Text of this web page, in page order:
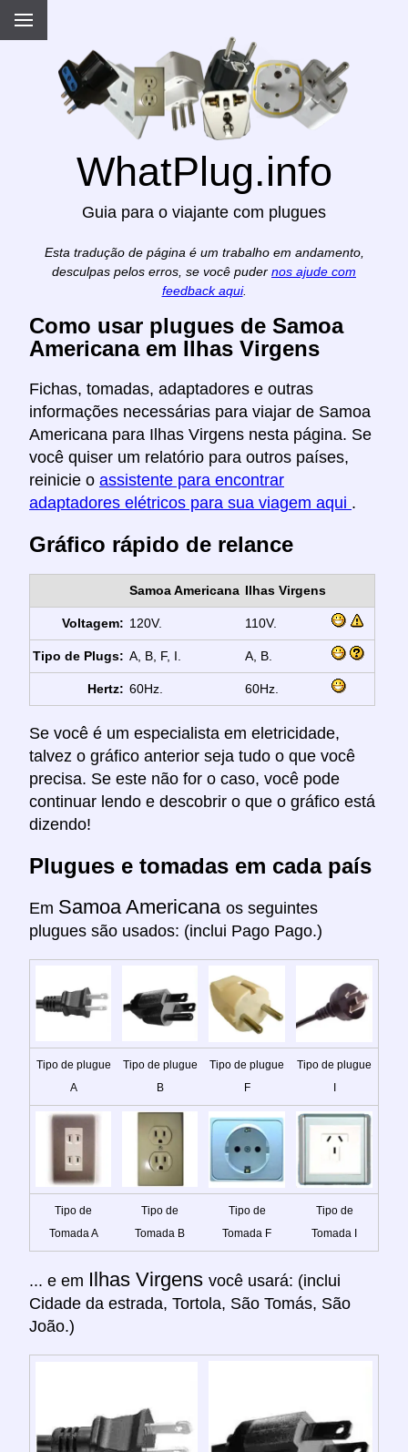
WhatPlug.info
Guia para o viajante com plugues
Esta tradução de página é um trabalho em andamento,
desculpas pelos erros, se você puder nos ajude com
feedback aqui.
Como usar plugues de Samoa
Americana em Ilhas Virgens
Fichas, tomadas, adaptadores e outras
informações necessárias para viajar de Samoa
Americana para Ilhas Virgens nesta página. Se
você quiser um relatório para outros países,
reinicie o assistente para encontrar
adaptadores elétricos para sua viagem aqui .
Gráfico rápido de relance
Samoa Americana Ilhas Virgens
Voltagem: 120V. 110V.
Tipo de Plugs: A, B, F, I. A, B.
Hertz: 60Hz. 60Hz.
Se você é um especialista em eletricidade,
talvez o gráfico anterior seja tudo o que você
precisa. Se este não for o caso, você pode
continuar lendo e descobrir o que o gráfico está
dizendo!
Plugues e tomadas em cada país
Em Samoa Americana os seguintes
plugues são usados: (inclui Pago Pago.)
Tipo de plugue
A
Tipo de plugue
B
Tipo de plugue
F
Tipo de plugue
I
Tipo de
Tomada A
Tipo de
Tomada B
Tipo de
Tomada F
Tipo de
Tomada I
... e em Ilhas Virgens você usará: (inclui
Cidade da estrada, Tortola, São Tomás, São
João.)